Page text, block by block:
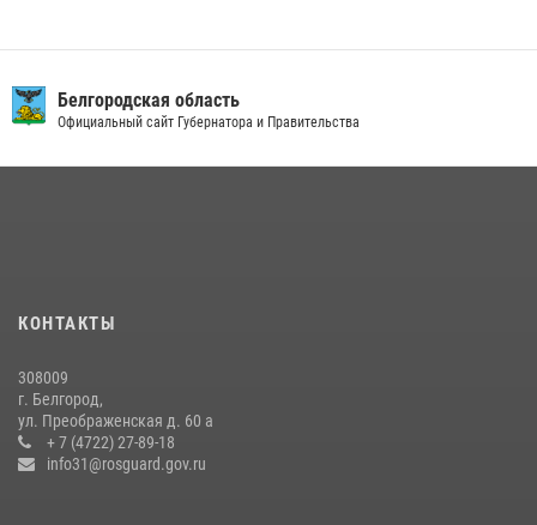
подготовке спецподразделения в эфире радио «России - Белгород»
22 июля 2026, 14:36
боксу
Росгвардейцы провели урок безопасности для воспитанников
Старооскольского военно-патриотического клуба
10 июля 2026, 06:30
Белгородская область
Официальный сайт Губернатора и Правительства
КОНТАКТЫ
308009
г. Белгород,
ул. Преображенская д. 60 а
+ 7 (4722) 27-89-18
info31@rosguard.gov.ru